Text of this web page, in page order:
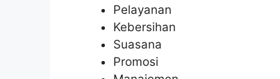
Pelayanan
Kebersihan
Suasana
Promosi